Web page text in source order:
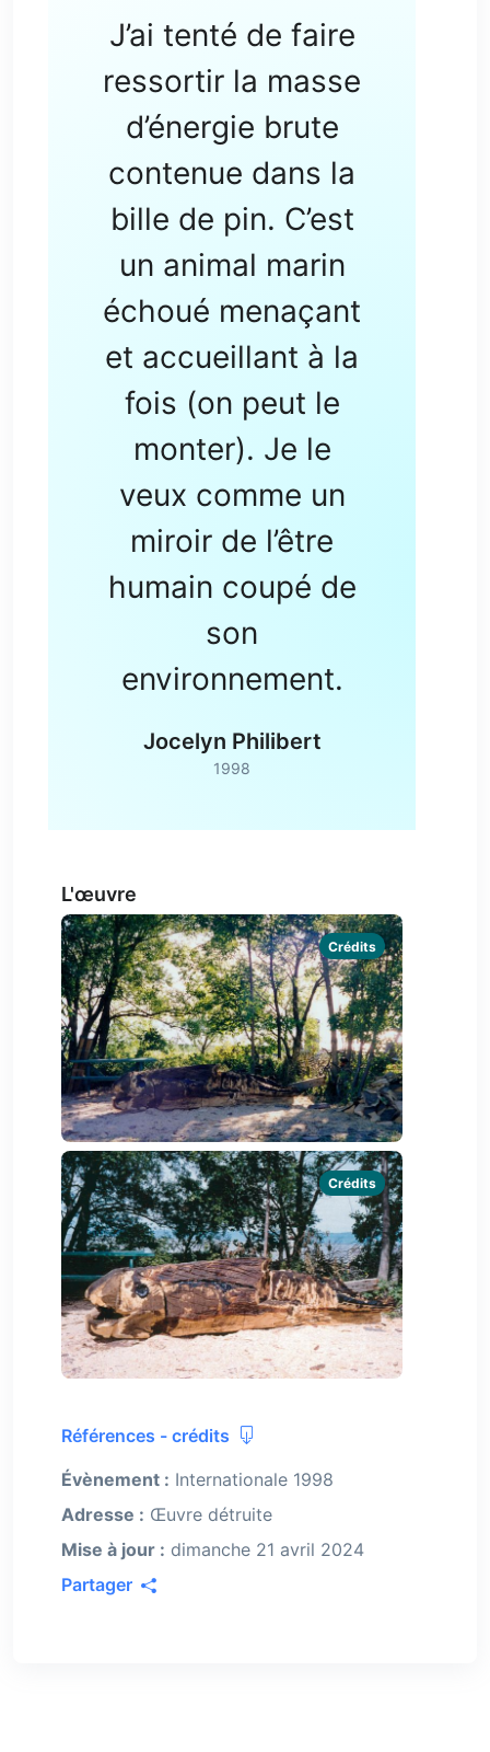
J’ai tenté de faire
ressortir la masse
d’énergie brute
contenue dans la
bille de pin. C’est
un animal marin
échoué menaçant
et accueillant à la
fois (on peut le
monter). Je le
veux comme un
miroir de l’être
humain coupé de
son
environnement.
Jocelyn Philibert
1998
L'œuvre
Crédits
Crédits
Références - crédits
Évènement : Internationale 1998
Adresse : Œuvre détruite
Mise à jour : dimanche 21 avril 2024
Partager